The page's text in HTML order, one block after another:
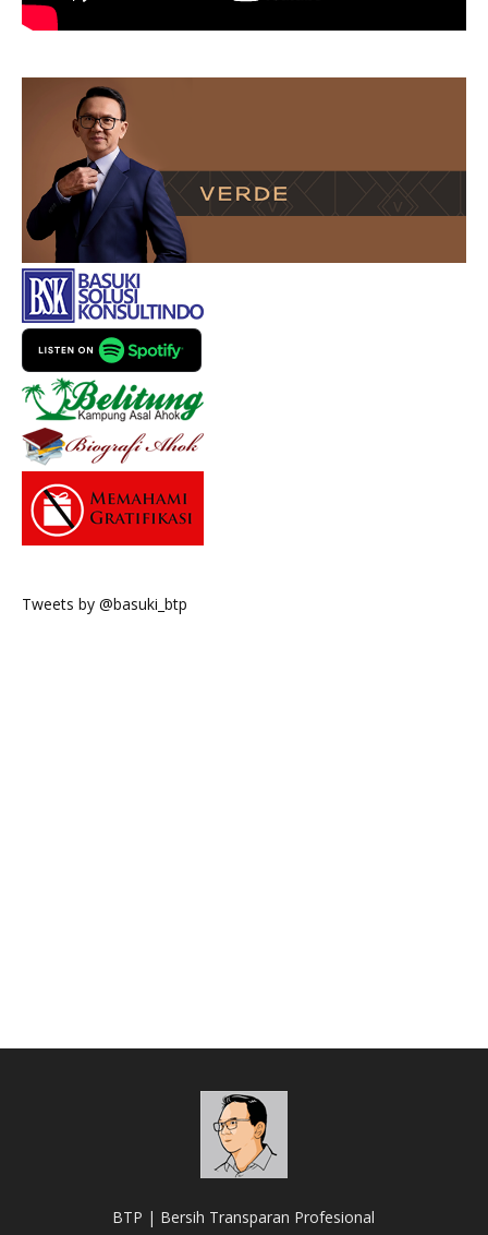
Tweets by @basuki_btp
BTP | Bersih Transparan Profesional